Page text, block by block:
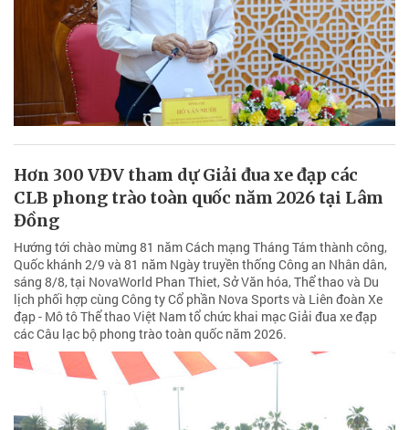
Hơn 300 VĐV tham dự Giải đua xe đạp các
CLB phong trào toàn quốc năm 2026 tại Lâm
Đồng
Hướng tới chào mừng 81 năm Cách mạng Tháng Tám thành công,
Quốc khánh 2/9 và 81 năm Ngày truyền thống Công an Nhân dân,
sáng 8/8, tại NovaWorld Phan Thiet, Sở Văn hóa, Thể thao và Du
lịch phối hợp cùng Công ty Cổ phần Nova Sports và Liên đoàn Xe
đạp - Mô tô Thể thao Việt Nam tổ chức khai mạc Giải đua xe đạp
các Câu lạc bộ phong trào toàn quốc năm 2026.